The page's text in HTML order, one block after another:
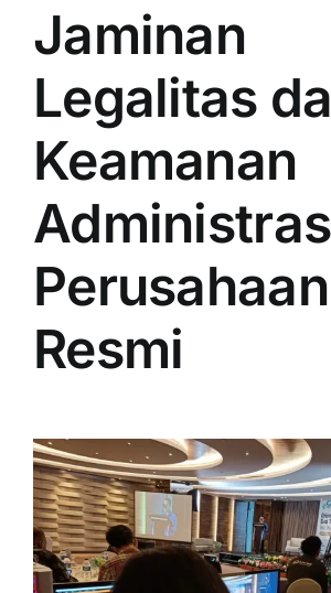
Jaminan
Legalitas
Keamanan
Perusahaan
Resmi